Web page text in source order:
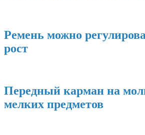
Ремень можно
рост
Передный карман на
мелких предметов